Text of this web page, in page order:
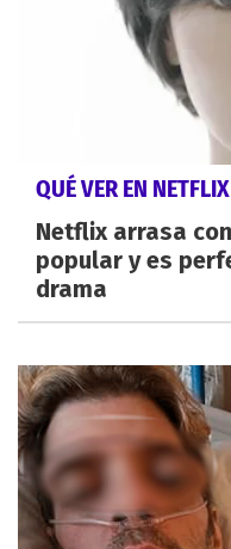
QUÉ VER EN NETFLIX
Netflix arrasa
popular y es
drama